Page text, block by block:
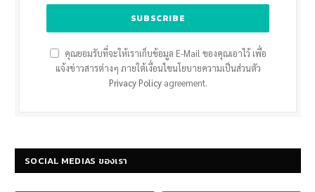
คุณยอมรับที่จะให้เราเก็บข้อมูล E-Mail ของคุณเอาไว้ เพื่อ
แจ้งข่าวสารต่างๆ ภายใต้เงื่อนไขนโยบายความเป็นส่วนตัว
Privacy Policyagreement.
SOCIAL MEDIAS ของเรา